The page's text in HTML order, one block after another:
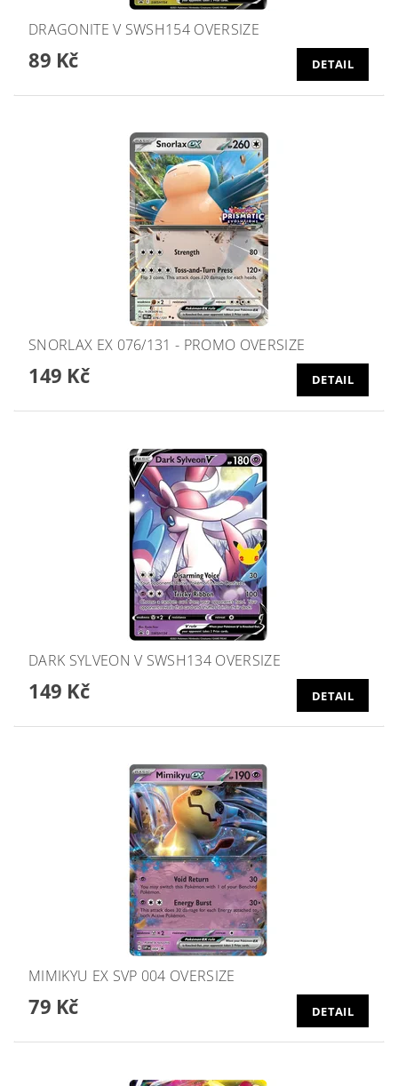
DRAGONITE V SWSH154 OVERSIZE
89 Kč DETAIL
SNORLAX EX 076/131 - PROMO OVERSIZE
149 Kč DETAIL
DARK SYLVEON V SWSH134 OVERSIZE
149 Kč DETAIL
MIMIKYU EX SVP 004 OVERSIZE
79 Kč DETAIL